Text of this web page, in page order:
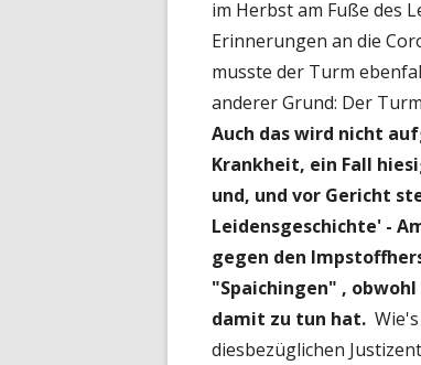
im Herbst am Fuße des
Erinnerungen an die
musste der Turm
anderer Grund: Der
Auch das wird nicht
Krankheit, ein Fall
und, und vor Gericht
Leidensgeschichte' -
gegen den
"Spaichingen" ,
damit zu tun hat.
diesbezüglichen